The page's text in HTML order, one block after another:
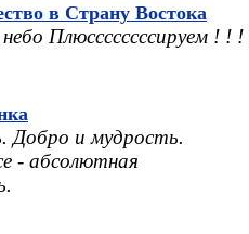
в Страну Востока
Плюссссссссируем ! ! !
Добро и мудрость.
- абсолютная